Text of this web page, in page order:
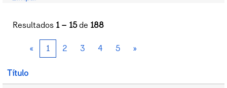
Resultados 1 – 15de 188
« 1 2 3 4 5 »
Título